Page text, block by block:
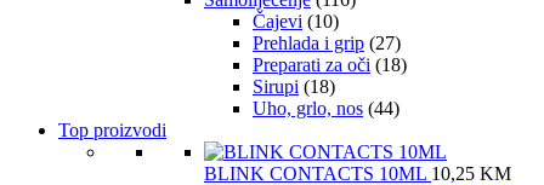
Čajevi (10)
Prehlada i grip (27)
Preparati za oči (18)
Sirupi (18)
Uho, grlo, nos (44)
Top proizvodi
BLINK CONTACTS 10ML 10,25 KM